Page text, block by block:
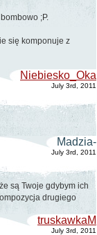
;P.
się komponuje z
Niebiesko_Oka
July 3rd, 2011
Madzia-
July 3rd, 2011
są Twoje gdybym ich
drugiego
truskawkaM
July 3rd, 2011